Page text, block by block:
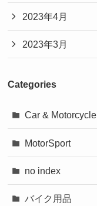
2023年4月
2023年3月
Categories
Car & Motorcycle
MotorSport
no index
バイク用品